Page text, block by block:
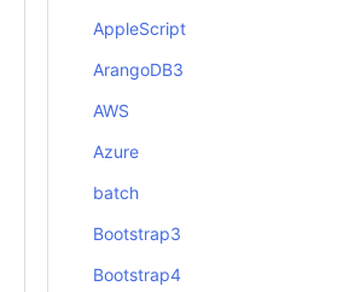
AppleScript
ArangoDB3
AWS
Azure
batch
Bootstrap3
Bootstrap4